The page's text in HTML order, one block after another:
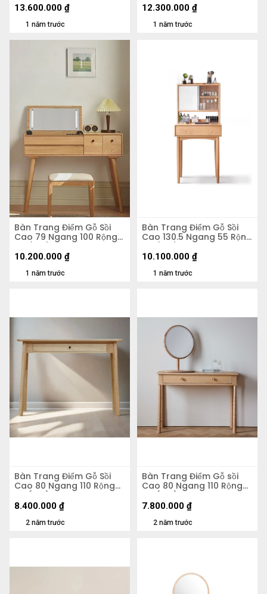
1 năm trước
13.600.000 ₫
1 năm trước
12.300.000 ₫
Bàn Trang Điểm Gỗ Sồi
Cao 79 Ngang 100 Rộng
40 (cm)
1 năm trước
10.200.000 ₫
Bàn Trang Điểm Gỗ Sồi
Cao 130.5 Ngang 55 Rộng
40 (cm)
1 năm trước
10.100.000 ₫
Bàn Trang Điểm Gỗ Sồi
Cao 80 Ngang 110 Rộng
50 (cm)
2 năm trước
8.400.000 ₫
Bàn Trang Điểm Gỗ sồi
Cao 80 Ngang 110 Rộng
40 (cm)
2 năm trước
7.800.000 ₫